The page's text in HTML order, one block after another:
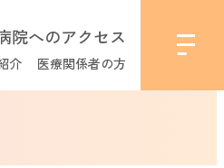
院へのアクセス
介 医療関係者の方